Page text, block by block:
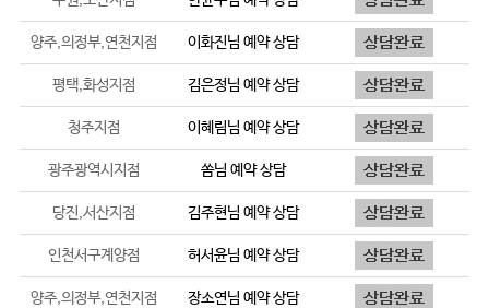
양주,의정부,연천지점 이화진님 예약 상담
평택,화성지점 김은정님 예약 상담
청주지점 이혜림님 예약 상담
광주광역시지점 쏨님 예약 상담
당진,서산지점 김주현님 예약 상담
인천서구계양점 허서윤님 예약 상담
양주,의정부,연천지점 장소연님 예약 상담